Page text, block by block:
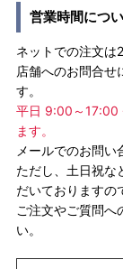
営業時間につ
ネットでの注文は
店舗へのお問合せ
す。
平日 9:00～17:00
ます。
メールでのお問い
ただし、土日祝な
だいておりますの
ご注文やご質問へ
い。